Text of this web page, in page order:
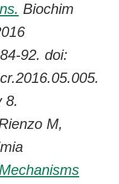
Biochim
92. doi:
8.
M,